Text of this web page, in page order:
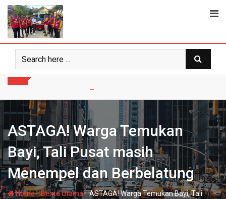
Skip
content
ASTAGA! Warga Temukan
Bayi, Tali Pusat masih
Menempel dan Berbelatung
Home-Berita Utama-ASTAGA! Warga Temukan Bayi, Tali